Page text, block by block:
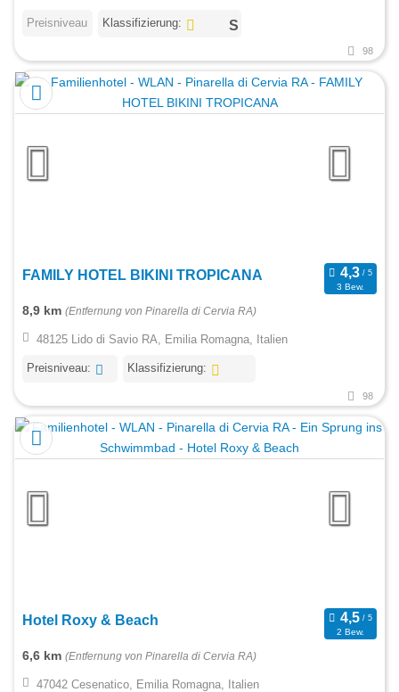
Preisniveau Klassifizierung:
98
FAMILY HOTEL BIKINI TROPICANA
3 Bew.
8,9 km (Entfernung von Pinarella di Cervia RA)
48125 Lido di Savio RA, Emilia Romagna, Italien
Preisniveau: Klassifizierung:
98
Hotel Roxy & Beach
2 Bew.
6,6 km (Entfernung von Pinarella di Cervia RA)
47042 Cesenatico, Emilia Romagna, Italien